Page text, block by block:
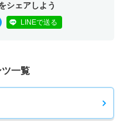
シェアしよう
LINEで送る
ツ一覧